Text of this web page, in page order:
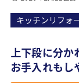
キッチンリフォ
上下段に分か
お手入れもし